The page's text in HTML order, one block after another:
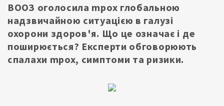
ВООЗ оголосила mpox глобальною
надзвичайною ситуацією в галузі
охорони здоров'я. Що це означає і де
поширюється? Експерти обговорюють
спалахи mpox, симптоми та ризики.